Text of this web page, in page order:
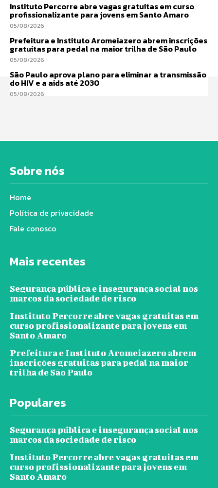
Instituto Percorre abre vagas gratuitas em curso
profissionalizante para jovens em Santo Amaro
05/08/2026
Prefeitura e Instituto Aromeiazero abrem inscrições
gratuitas para pedal na maior trilha de São Paulo
05/08/2026
São Paulo aprova plano para eliminar a transmissão
do HIV e a aids até 2030
05/08/2026
Sobre nós
Home
Política de privacidade
Fale conosco
Mais recentes
Segurança pública e insegurança social nos
marcos da sociedade de risco
Instituto Percorre abre vagas gratuitas em
curso profissionalizante para jovens em
Santo Amaro
Prefeitura e Instituto Aromeiazero abrem
inscrições gratuitas para pedal na maior
trilha de São Paulo
Populares
Segurança pública e insegurança social nos
marcos da sociedade de risco
Instituto Percorre abre vagas gratuitas em
curso profissionalizante para jovens em
Santo Amaro